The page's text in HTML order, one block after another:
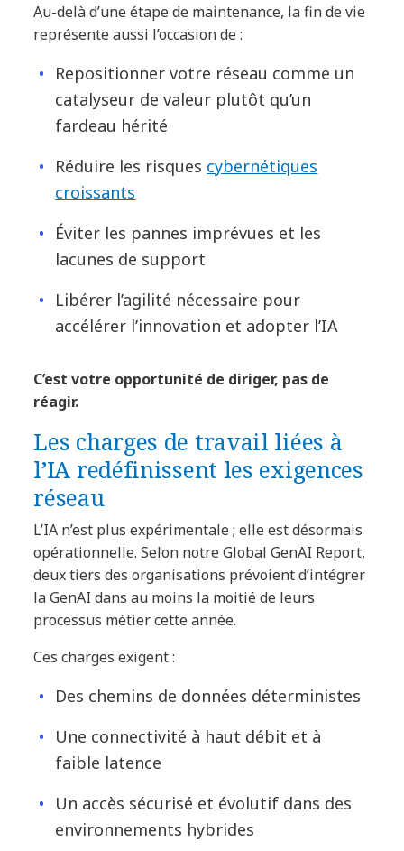
Au-delà d’une étape de maintenance, la fin de vie
représente aussi l’occasion de :
Repositionner votre réseau comme un
catalyseur de valeur plutôt qu’un
fardeau hérité
Réduire les risques cybernétiques
croissants
Éviter les pannes imprévues et les
lacunes de support
Libérer l’agilité nécessaire pour
accélérer l’innovation et adopter l’IA
C’est votre opportunité de diriger, pas de
réagir.
Les charges de travail liées à
l’IA redéfinissent les exigences
réseau
L’IA n’est plus expérimentale ; elle est désormais
opérationnelle. Selon notre Global GenAI Report,
deux tiers des organisations prévoient d’intégrer
la GenAI dans au moins la moitié de leurs
processus métier cette année.
Ces charges exigent :
Des chemins de données déterministes
Une connectivité à haut débit et à
faible latence
Un accès sécurisé et évolutif dans des
environnements hybrides